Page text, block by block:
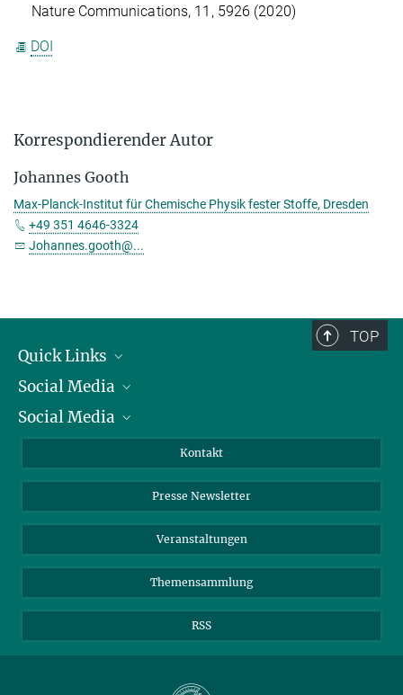
Nature Communications, 11, 5926 (2020)
DOI
Korrespondierender Autor
Johannes Gooth
Max-Planck-Institut für Chemische Physik fester Stoffe, Dresden
+49 351 4646-3324
Johannes.gooth@...
TOP
Quick Links
Präsident
Zahlen und Fakten
Meldestelle Fehlverhalten
Social Media
Bluesky
Social Media
YouTube
Kontakt
Presse Newsletter
Veranstaltungen
Themensammlung
RSS